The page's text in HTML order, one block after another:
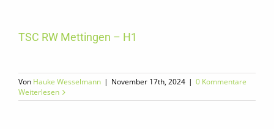
TSC RW Mettingen – H1
Von Hauke Wesselmann | November 17th, 2024 | 0 Kommentare
Weiterlesen